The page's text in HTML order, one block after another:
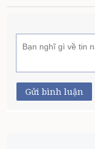
Gửi bình luận